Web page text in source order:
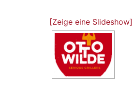
[Zeige eine Slideshow]